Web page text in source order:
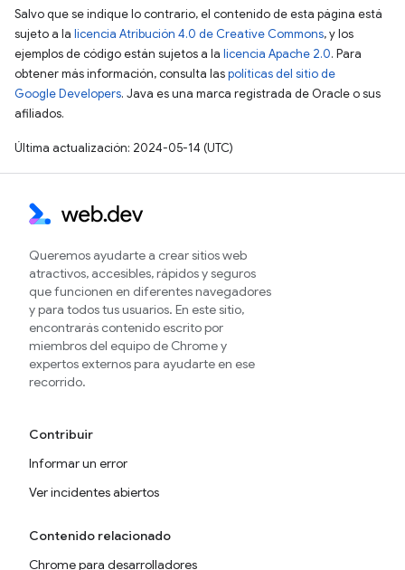
Salvo que se indique lo contrario, el contenido de esta página está
sujeto a la licencia Atribución 4.0 de Creative Commons, y los
ejemplos de código están sujetos a la licencia Apache 2.0. Para
obtener más información, consulta laspolíticas del sitio de
Google Developers. Java es una marca registrada de Oracle o sus
afiliados.
Última actualización: 2024-05-14 (UTC)
Queremos ayudarte a crear sitios web
atractivos, accesibles, rápidos y seguros
que funcionen en diferentes navegadores
y para todos tus usuarios. En este sitio,
encontrarás contenido escrito por
miembros del equipo de Chrome y
expertos externos para ayudarte en ese
recorrido.
Contribuir
Informar un error
Ver incidentes abiertos
Contenido relacionado
Chrome para desarrolladores